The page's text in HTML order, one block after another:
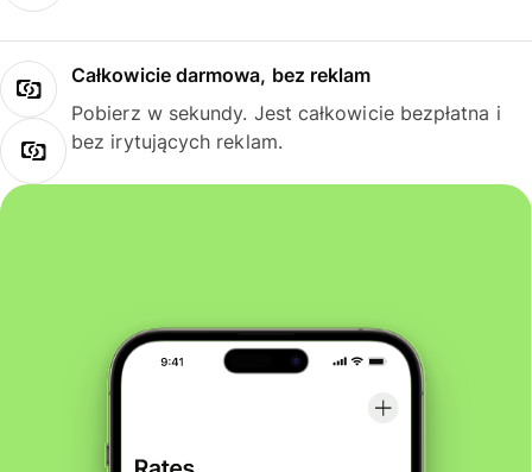
Całkowicie darmowa, bez reklam
Pobierz w sekundy. Jest całkowicie bezpłatna i
bez irytujących reklam.